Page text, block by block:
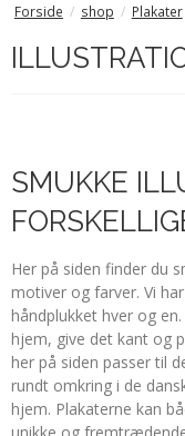
Forside / shop / Plakater
SMUKKE
Her på siden finder du
motiver og farver. Vi
håndplukket hver og
hjem, give det kant og
her på siden passer til
rundt omkring i de
hjem. Plakaterne kan
unikke og